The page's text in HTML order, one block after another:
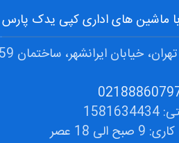
با ماشین های اداری کپی یدک پارس
الی 18 عصر